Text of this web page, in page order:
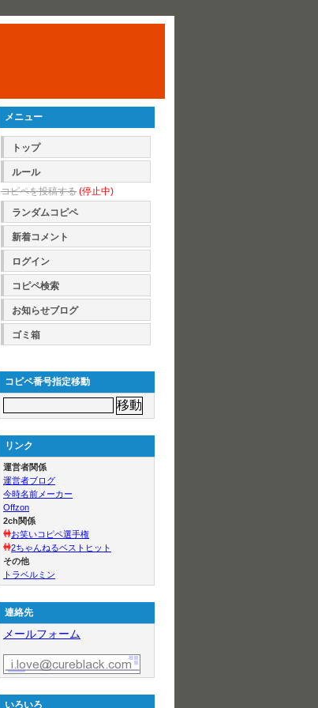
メニュー
トップ
ルール
コピペを投稿する (停止中)
ランダムコピペ
新着コメント
ログイン
コピペ検索
お知らせブログ
ゴミ箱
コピペ番号指定移動
リンク
運営者関係
運営者ブログ
今時名前メーカー
Offzon
2ch関係
お笑いコピペ選手権
2ちゃんねるベストヒット
その他
トラベルミン
連絡先
メールフォーム
いろいろ